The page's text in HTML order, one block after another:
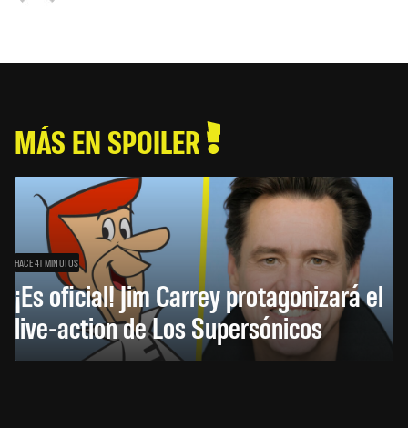
MÁS EN SPOILER
HACE 41 MINUTOS
¡Es oficial! Jim Carrey protagonizará el
live-action de Los Supersónicos